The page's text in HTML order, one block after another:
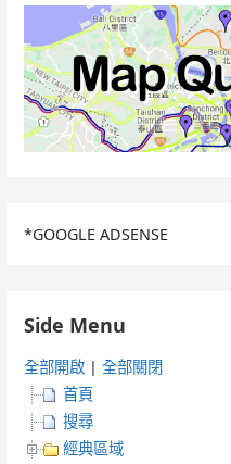
*GOOGLE ADSENSE
Side Menu
全部開啟 |全部關閉
首頁
搜尋
經典區域